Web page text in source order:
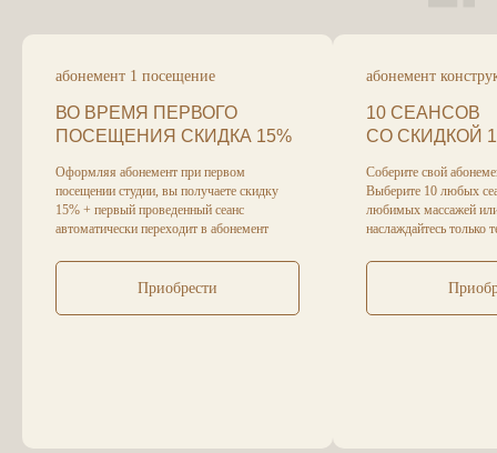
абонемент 1 посещение
ВО ВРЕМЯ ПЕРВОГО
ПОСЕЩЕНИЯ СКИДКА 15%
Оформляя абонемент при первом
посещении студии, вы получаете скидку
15% + первый проведенный сеанс
автоматически переходит в абонемент
Приобрести
абонемент
10 СЕАНСОВ
СО СКИДКОЙ
Соберите свой
Выберите 10 любых
любимых массажей
наслаждайтесь только